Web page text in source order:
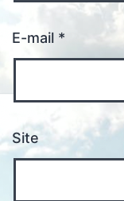
E-mail *
Site